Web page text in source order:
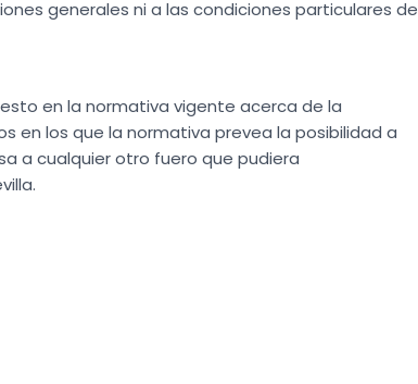
generales ni a las condiciones particulares de
en la normativa vigente acerca de la
en los que la normativa prevea la posibilidad a
a cualquier otro fuero que pudiera